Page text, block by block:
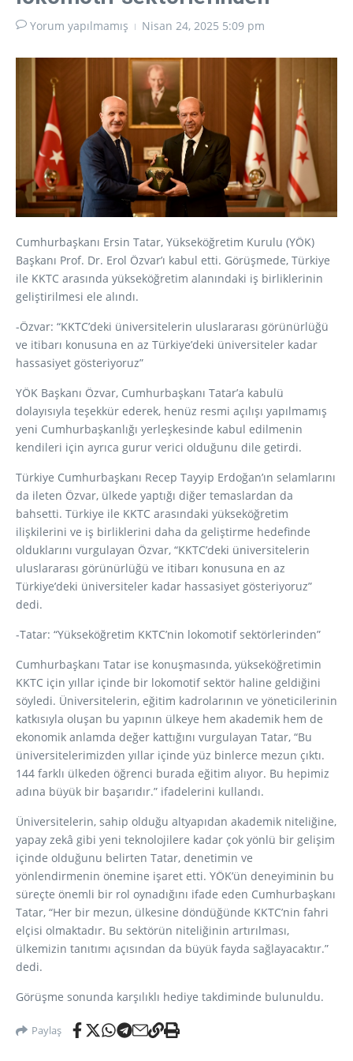
Yorum yapılmamış Nisan 24, 2025 5:09 pm
Cumhurbaşkanı Ersin Tatar, Yükseköğretim Kurulu (YÖK)
Başkanı Prof. Dr. Erol Özvar’ı kabul etti. Görüşmede, Türkiye
ile KKTC arasında yükseköğretim alanındaki iş birliklerinin
geliştirilmesi ele alındı.
-Özvar: “KKTC’deki üniversitelerin uluslararası görünürlüğü
ve itibarı konusuna en az Türkiye’deki üniversiteler kadar
hassasiyet gösteriyoruz”
YÖK Başkanı Özvar, Cumhurbaşkanı Tatar’a kabulü
dolayısıyla teşekkür ederek, henüz resmi açılışı yapılmamış
yeni Cumhurbaşkanlığı yerleşkesinde kabul edilmenin
kendileri için ayrıca gurur verici olduğunu dile getirdi.
Türkiye Cumhurbaşkanı Recep Tayyip Erdoğan’ın selamlarını
da ileten Özvar, ülkede yaptığı diğer temaslardan da
bahsetti. Türkiye ile KKTC arasındaki yükseköğretim
ilişkilerini ve iş birliklerini daha da geliştirme hedefinde
olduklarını vurgulayan Özvar, “KKTC’deki üniversitelerin
uluslararası görünürlüğü ve itibarı konusuna en az
Türkiye’deki üniversiteler kadar hassasiyet gösteriyoruz”
dedi.
-Tatar: “Yükseköğretim KKTC’nin lokomotif sektörlerinden”
Cumhurbaşkanı Tatar ise konuşmasında, yükseköğretimin
KKTC için yıllar içinde bir lokomotif sektör haline geldiğini
söyledi. Üniversitelerin, eğitim kadrolarının ve yöneticilerinin
katkısıyla oluşan bu yapının ülkeye hem akademik hem de
ekonomik anlamda değer kattığını vurgulayan Tatar, “Bu
üniversitelerimizden yıllar içinde yüz binlerce mezun çıktı.
144 farklı ülkeden öğrenci burada eğitim alıyor. Bu hepimiz
adına büyük bir başarıdır.” ifadelerini kullandı.
Üniversitelerin, sahip olduğu altyapıdan akademik niteliğine,
yapay zekâ gibi yeni teknolojilere kadar çok yönlü bir gelişim
içinde olduğunu belirten Tatar, denetimin ve
yönlendirmenin önemine işaret etti. YÖK’ün deneyiminin bu
süreçte önemli bir rol oynadığını ifade eden Cumhurbaşkanı
Tatar, “Her bir mezun, ülkesine döndüğünde KKTC’nin fahri
elçisi olmaktadır. Bu sektörün niteliğinin artırılması,
ülkemizin tanıtımı açısından da büyük fayda sağlayacaktır.”
dedi.
Görüşme sonunda karşılıklı hediye takdiminde bulunuldu.
Paylaş